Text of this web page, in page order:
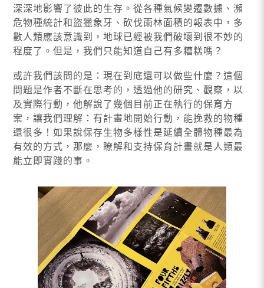
深深地影響了彼此的生存。從各種氣候變遷數據、瀕
危物種統計和盜獵象牙、砍伐雨林面積的報表中，多
數人類應該意識到，地球已經被我們破壞到很不妙的
程度了。但是，我們只能知道自己有多糟糕嗎？
或許我們該問的是：現在到底還可以做些什麼？這個
問題是作者不斷在思考的，透過他的研究、觀察，以
及實際行動，他解說了幾個目前正在執行的保育方
案，讓我們理解：有計畫地開始行動，能挽救的物種
還很多！如果說保存生物多樣性是延續全體物種最為
有效的方式，那麼，瞭解和支持保育計畫就是人類最
能立即實踐的事。